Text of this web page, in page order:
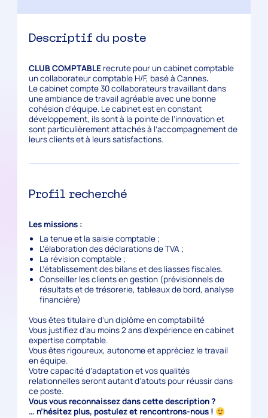
Descriptif du poste
CLUB COMPTABLE recrute pour un cabinet comptable
un collaborateur comptable H/F, basé à Cannes.
Le cabinet compte 30 collaborateurs travaillant dans
une ambiance de travail agréable avec une bonne
cohésion d’équipe. Le cabinet est en constant
développement, ils sont à la pointe de l’innovation et
sont particulièrement attachés à l’accompagnement de
leurs clients et à leurs satisfactions.
Profil recherché
Les missions :
La tenue et la saisie comptable ;
L’élaboration des déclarations de TVA ;
La révision comptable ;
L’établissement des bilans et des liasses fiscales.
Conseiller les clients en gestion (prévisionnels de
résultats et de trésorerie, tableaux de bord, analyse
financière)
Vous êtes titulaire d’un diplôme en comptabilité
Vous justifiez d’au moins 2 ans d’expérience en cabinet
expertise comptable.
Vous êtes rigoureux, autonome et appréciez le travail
en équipe.
Votre capacité d’adaptation et vos qualités
relationnelles seront autant d’atouts pour réussir dans
ce poste.
Vous vous reconnaissez dans cette description ?
… n’hésitez plus, postulez et rencontrons-nous !